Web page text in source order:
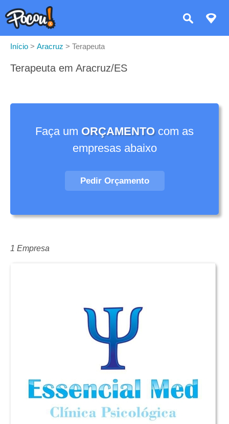
Início > Aracruz > Terapeuta
Terapeuta em Aracruz/ES
Faça um ORÇAMENTOcom as
empresas abaixo
Pedir Orçamento
1 Empresa